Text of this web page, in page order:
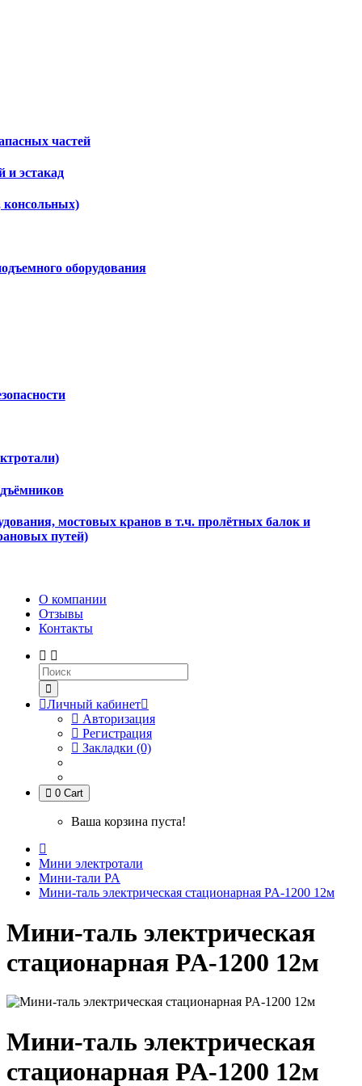
частей
и эстакад
консольных)
оборудования
мостовых кранов в т.ч. пролётных балок и
путей)
О компании
Отзывы
Контакты
Личный кабинет
Авторизация
Регистрация
Закладки (0)
0 Cart
Ваша корзина пуста!
Мини электротали
Мини-тали PA
Мини-таль электрическая стационарная PA-1200 12м
Мини-таль электрическая
стационарная PA-1200 12м
Мини-таль электрическая
стационарная PA-1200 12м